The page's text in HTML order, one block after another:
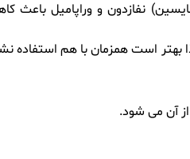
نفازدون و وراپامیل باعث
بهتر است همزمان با هم استفاده
آن می شود.